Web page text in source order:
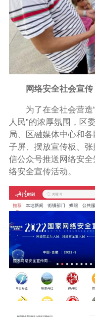
网络安全社会宣传
为了在全社会营
人民”的浓厚氛围，区
局、区融媒体中心和
子屏、摆放宣传板、
信公众号推送网络安
络安全宣传活动。